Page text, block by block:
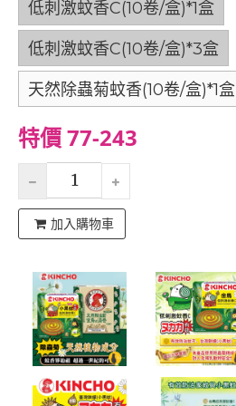
低刺激蚊香C(10卷/盒)*1盒
低刺激蚊香C(10卷/盒)*3盒
天然除蟲菊蚊香(10卷/盒)*1盒
特價 77-243
加入購物車